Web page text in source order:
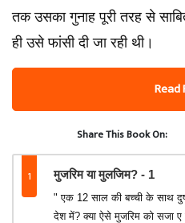
तक उसका गुनाह पूरी तरह से
ही उसे फांसी दी जा रही थी।
Read
Share This Book On:
1 मुजरिम या मुलजिम? - 1
" एक 12 साल की बच्ची के साथ
देश में? क्या ऐसे मुजरिम को सजा ए